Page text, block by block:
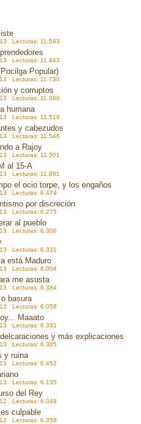
Lecturas: 11.583
Lecturas: 11.443
Popular)
Lecturas: 11.730
y corruptos
Lecturas: 11.380
humana
Lecturas: 11.519
y cabezudos
Lecturas: 11.546
a Rajoy
Lecturas: 11.501
al 15-A
Lecturas: 11.891
el ocio torpe, y los engaños
Lecturas: 6.479
por discreción
Lecturas: 6.275
al pueblo
Lecturas: 6.306
Lecturas: 6.331
está Maduro
Lecturas: 6.004
me asusta
Lecturas: 6.384
basura
Lecturas: 6.058
Maaato
Lecturas: 6.331
y más explicaciones
Lecturas: 6.305
y ruina
Lecturas: 6.452
Lecturas: 6.135
del Rey
Lecturas: 6.049
culpable
Lecturas: 6.358